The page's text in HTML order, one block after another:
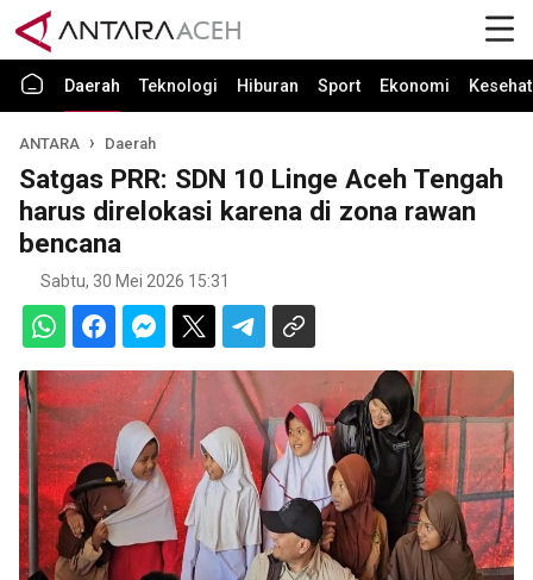
Daerah Teknologi Hiburan Sport Ekonomi
ANTARA Daerah
Satgas PRR: SDN 10 Linge Aceh Tengah
harus direlokasi karena di zona rawan
bencana
Sabtu, 30 Mei 2026 15:31